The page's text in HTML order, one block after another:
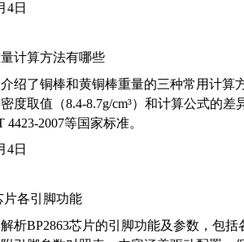
4日
计算方法有哪些
绍了铜棒和黄铜棒重量的三种常用计
度取值（8.4-8.7g/cm³）和计算公式的
4423-2007等国家标准。
4日
片各引脚功能
析BP2863芯片的引脚功能及参数，包